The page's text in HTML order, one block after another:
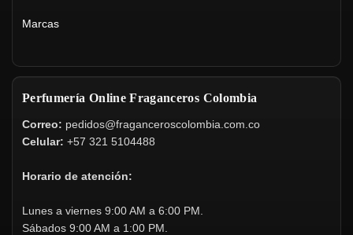
Marcas
Perfumería Online Fraganceros Colombia
Correo: pedidos@fraganceroscolombia.com.co
Celular: +57 321 5104488
Horario de atención:
Lunes a viernes 9:00 AM a 6:00 PM.
Sábados 9:00 AM a 1:00 PM.